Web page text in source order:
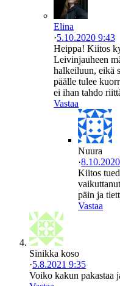
Elina
·5.10.2020 9:43
Heippa! Kiitos
Leivinjauheen
halkeiluun, eikä
päälle tulee
ei ihan tahdo
Vastaa
Nuura
·
Kiitos
päin ja
Vastaa
Sinikka koso
·5.8.2021 9:35
Voiko kakun pakastaa